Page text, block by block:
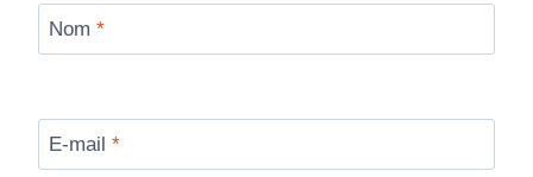
Nom *
E-mail *